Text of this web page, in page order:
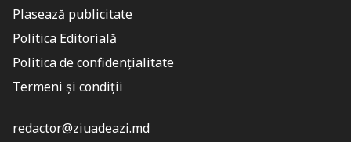
Plasează publicitate
Politica Editorială
Politica de confidențialitate
Termeni și condiții
redactor@ziuadeazi.md